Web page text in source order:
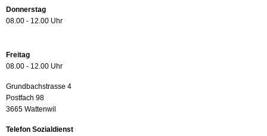
Donnerstag
08.00 - 12.00 Uhr
Freitag
08.00 - 12.00 Uhr
Grundbachstrasse 4
Postfach 98
3665 Wattenwil
Telefon Sozialdienst